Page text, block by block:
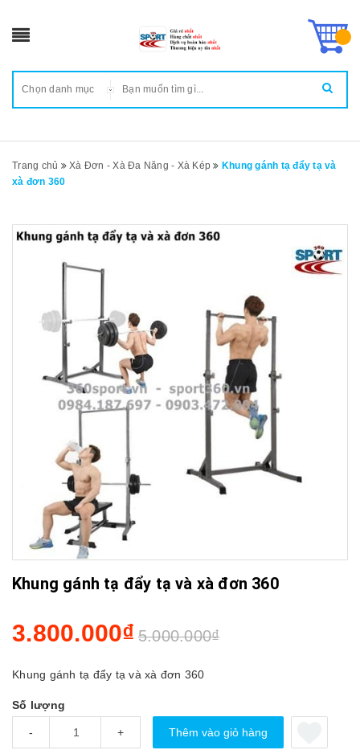
Chọn danh mục
Trang chủ Xà Đơn - Xà Đa Năng - Xà Kép
Khung gánh tạ đẩy tạ và
xà đơn 360
Khung gánh tạ đẩy tạ và xà đơn 360
3.800.000₫ 5.000.000₫
Khung gánh tạ đẩy tạ và xà đơn 360
Số lượng
- + Thêm vào giỏ hàng